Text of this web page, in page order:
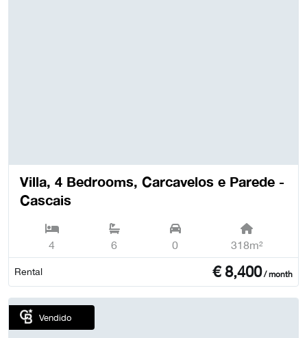
Villa, 4 Bedrooms, Carcavelos e Parede -
Cascais
4 6 0 318m²
Rental €8,400/ month
Vendido